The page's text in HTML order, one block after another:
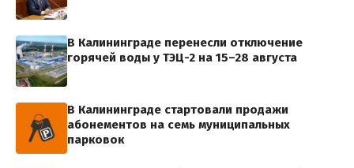
В Калининграде перенесли отключение
горячей воды у ТЭЦ-2 на 15–28 августа
В Калининграде стартовали продажи
абонементов на семь муниципальных
парковок